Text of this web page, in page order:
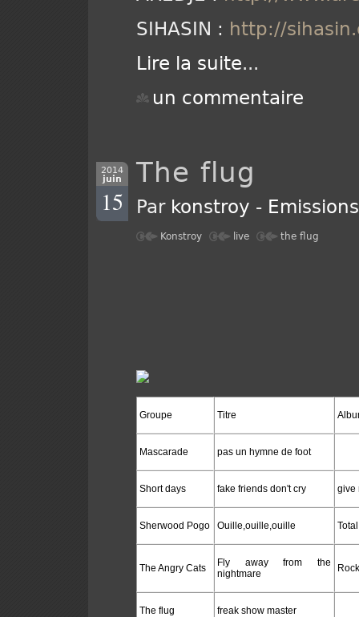
SIHASIN : http://
Lire la suite...
un commentaire
2014
juin
15
The flug
Par konstroy -
Konstroy live the flug
Groupe Titre
Mascarade pas un hymne de foot
Short days fake friends don't cry give
Sherwood Pogo Ouille,ouille,ouille
The Angry Cats
Fly away from the
nightmare
The flug freak show master